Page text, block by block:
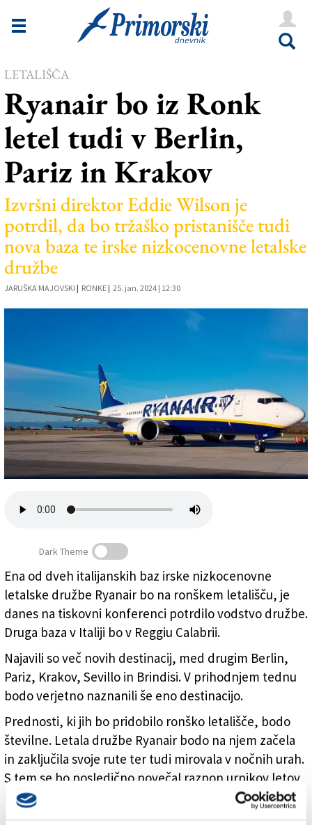
Novice
Goriška
Kultura
Šport
Še
Vreme
V Kioskih
Naročnine
LETALIŠČA
Ryanair bo iz Ronk
letel tudi v Berlin,
Pariz in Krakov
Izvršni direktor Eddie Wilson je
potrdil, da bo tržaško pristanišče tudi
nova baza te irske nizkocenovne letalske
družbe
JARUŠKA MAJOVSKI | RONKE | 25. jan. 2024 | 12:30
Letalo Ryanair na ronškem letališču
Dark Theme
Ena od dveh italijanskih baz irske nizkocenovne
letalske družbe Ryanair bo na ronškem letališču, je
danes na tiskovni konferenci potrdilo vodstvo družbe.
Druga baza v Italiji bo v Reggiu Calabrii.
Najavili so več novih destinacij, med drugim Berlin,
Pariz, Krakov, Sevillo in Brindisi. V prihodnjem tednu
bodo verjetno naznanili še eno destinacijo.
Prednosti, ki jih bo pridobilo ronško letališče, bodo
številne. Letala družbe Ryanair bodo na njem začela
in zaključila svoje rute ter tudi mirovala v nočnih urah.
S tem se bo posledično povečal razpon urnikov letov,
ki bodo tako lahko možna od zgodnjih jutranjih ur do
noči. Dodatno pa bo na letališču potekal tudi del